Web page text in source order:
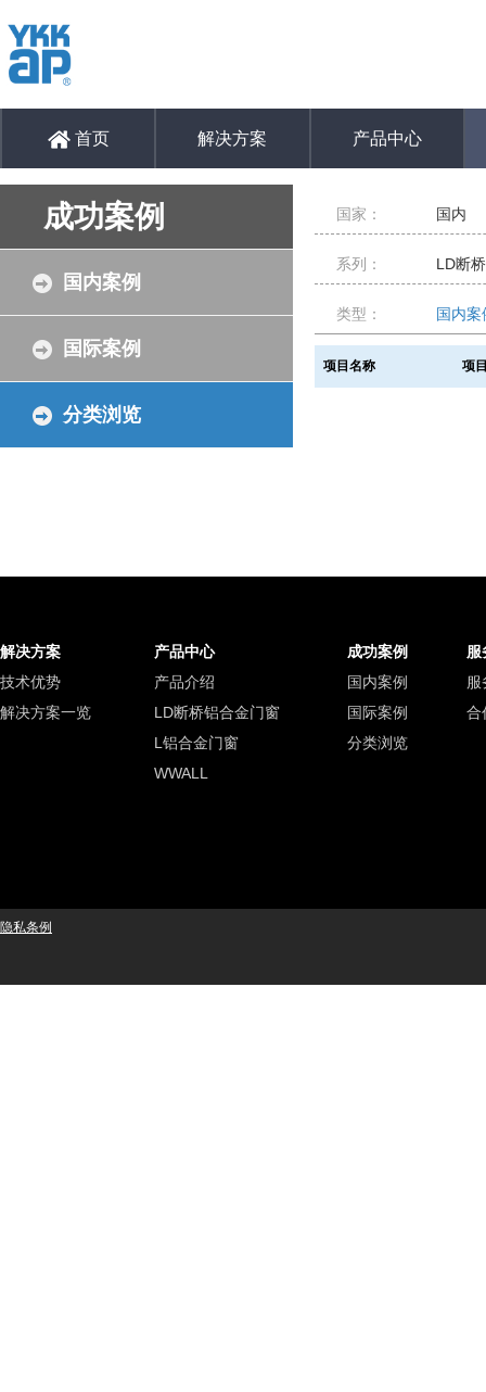
首页 解决方案 产品中心
成功案例
国内案例
国际案例
分类浏览
国家： 国内
系列： LD断
类型： 国内案
项目名称 项
解决方案 产品中心 成功案例
服
技术优势
产品介绍 国内案例
服
解决方案一览
LD断桥铝合金门窗 国际案例
合
L铝合金门窗
分类浏览
WWALL
隐私条例